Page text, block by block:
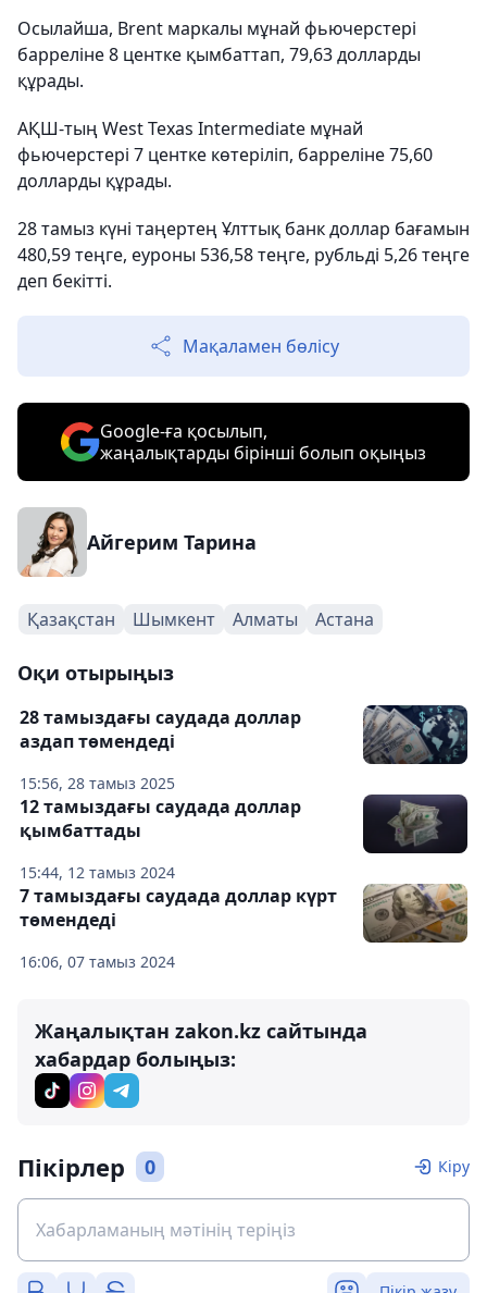
Осылайша, Brent маркалы мұнай фьючерстері
барреліне 8 центке қымбаттап, 79,63 долларды
құрады.
АҚШ-тың West Texas Intermediate мұнай
фьючерстері 7 центке көтеріліп, барреліне 75,60
долларды құрады.
28 тамыз күні таңертең Ұлттық банк доллар бағамын
480,59 теңге, еуроны 536,58 теңге, рубльді 5,26 теңге
деп бекітті.
Мақаламен бөлісу
Google-ға қосылып,
жаңалықтарды бірінші болып оқыңыз
Айгерим Тарина
Қазақстан Шымкент Алматы Астана
Оқи отырыңыз
15:56, 28 тамыз 2025
28 тамыздағы саудада доллар
аздап төмендеді
15:44, 12 тамыз 2024
12 тамыздағы саудада доллар
қымбаттады
16:06, 07 тамыз 2024
7 тамыздағы саудада доллар күрт
төмендеді
Жаңалықтан zakon.kz сайтында
хабардар болыңыз:
Пікірлер 0 Кіру